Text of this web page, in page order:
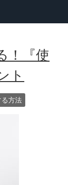
！『使
ト
方法